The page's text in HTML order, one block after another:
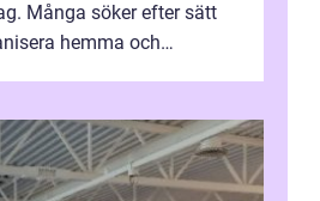
Många söker efter sätt
hemma och